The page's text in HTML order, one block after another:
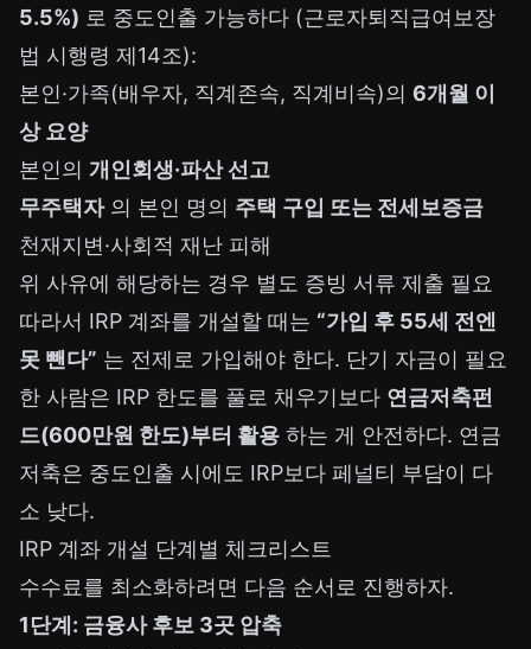
5.5%) 로 중도인출 가능하다 (근로자퇴직급여보장
법 시행령 제14조):
본인·가족(배우자, 직계존속, 직계비속)의 6개월 이
상 요양
본인의 개인회생·파산 선고
무주택자의 본인 명의 주택 구입 또는 전세보증금
천재지변·사회적 재난 피해
위 사유에 해당하는 경우 별도 증빙 서류 제출 필요
따라서 IRP 계좌를 개설할 때는 “가입 후 55세 전엔
못 뺀다” 는 전제로 가입해야 한다. 단기 자금이 필요
한 사람은 IRP 한도를 풀로 채우기보다 연금저축펀
드(600만원 한도)부터 활용 하는 게 안전하다. 연금
저축은 중도인출 시에도 IRP보다 페널티 부담이 다
소 낮다.
IRP 계좌 개설 단계별 체크리스트
수수료를 최소화하려면 다음 순서로 진행하자.
1단계: 금융사 후보 3곳 압축